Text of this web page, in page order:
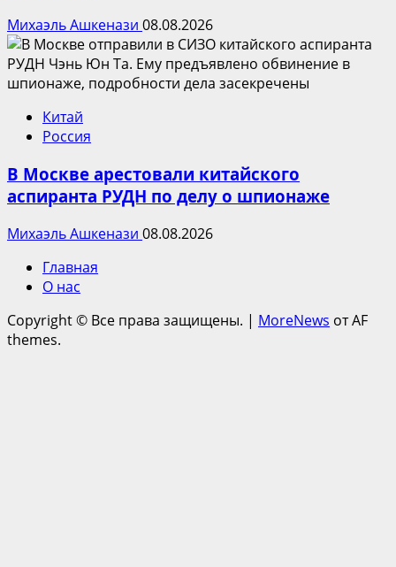
Михаэль Ашкенази 08.08.2026
Китай
Россия
В Москве арестовали китайского
аспиранта РУДН по делу о шпионаже
Михаэль Ашкенази 08.08.2026
Главная
О нас
Copyright © Все права защищены. | MoreNews от AF
themes.